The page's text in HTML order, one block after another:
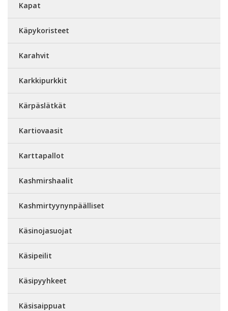
Kapat
Käpykoristeet
Karahvit
Karkkipurkkit
Kärpäslätkät
Kartiovaasit
Karttapallot
Kashmirshaalit
Kashmirtyynynpäälliset
Käsinojasuojat
Käsipeilit
Käsipyyhkeet
Käsisaippuat